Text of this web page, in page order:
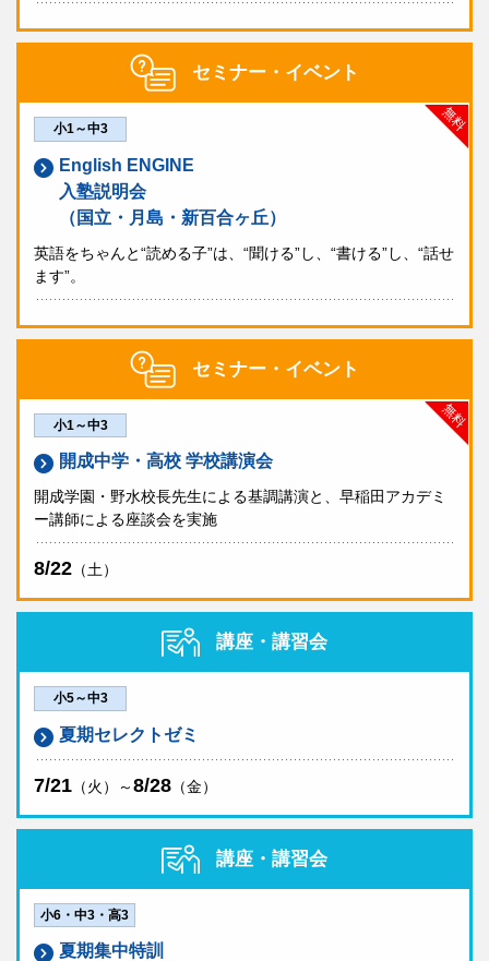
セミナー・イベント
無料
小1～中3
English ENGINE
入塾説明会
（国立・月島・新百合ヶ丘）
英語をちゃんと“読める子”は、“聞ける”し、“書ける”し、“話せ
ます”。
セミナー・イベント
無料
小1～中3
開成中学・高校 学校講演会
開成学園・野水校長先生による基調講演と、早稲田アカデミ
ー講師による座談会を実施
8/22 （土）
講座・講習会
小5～中3
夏期セレクトゼミ
7/21 （火）～8/28 （金）
講座・講習会
小6・中3・高3
夏期集中特訓